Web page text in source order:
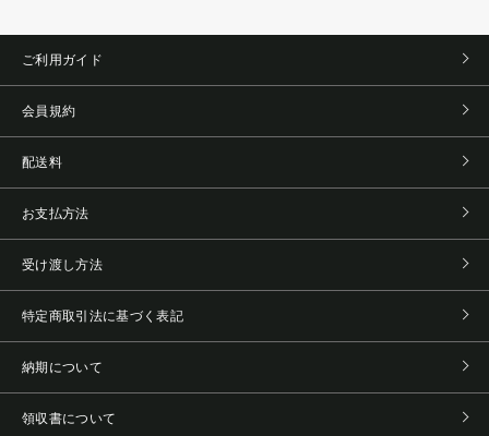
ご利用ガイド
会員規約
配送料
お支払方法
受け渡し方法
特定商取引法に基づく表記
納期について
領収書について